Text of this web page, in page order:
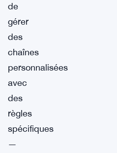
de
gérer
des
chaînes
personnalisées
avec
des
règles
spécifiques
—